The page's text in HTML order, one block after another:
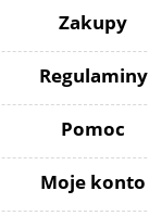
Zakupy
Regulaminy
Pomoc
Moje konto